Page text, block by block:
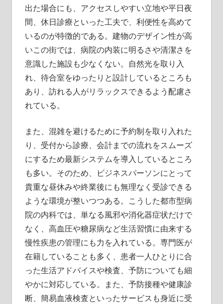
出た場合にも、アクセスしやすい立地や平日夜
間、休日診療といった工夫で、利便性を高めて
いるのが特徴的である。建物のデザイン性が高
いこの街では、病院の内装に明るさや清潔さを
意識した施設も少なくない。自然光を取り入
れ、待合室をゆったりと設計しているところも
あり、訪れる人がリラックスできるよう配慮さ
れている。
また、混雑を避けるために予約制を取り入れた
り、受付から診療、会計までの流れをスムーズ
にするため最新システムを導入しているところ
も多い。そのため、ビジネスパーソンにとって
貴重な昼休みや終業後にも無理なく受診できる
ような環境が整いつつある。こうした都市型病
院の内科では、単なる風邪や消化器症状だけで
なく、高血圧や糖尿病など生活習慣に由来する
慢性疾患の管理にも力を入れている。専門医が
在籍していることも多く、患者一人ひとりに合
った生活アドバイスや検査、予防についても細
やかに対応している。また、予防接種や健康診
断、簡易血液検査といったサービスも身近に受